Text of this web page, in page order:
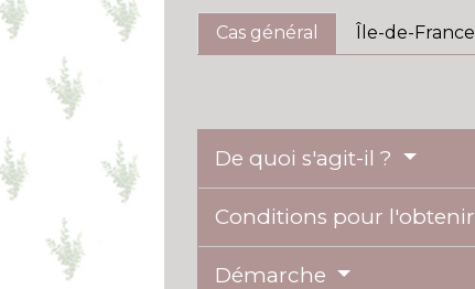
Cas général Île-de-France
De quoi s'agit-il ?
Conditions pour l'obtenir
Démarche